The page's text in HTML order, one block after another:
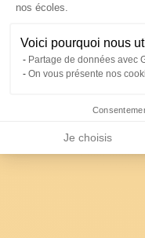
nos écoles.
Voici pourquoi nous
Partage de données avec
On vous présente nos
Je choisis